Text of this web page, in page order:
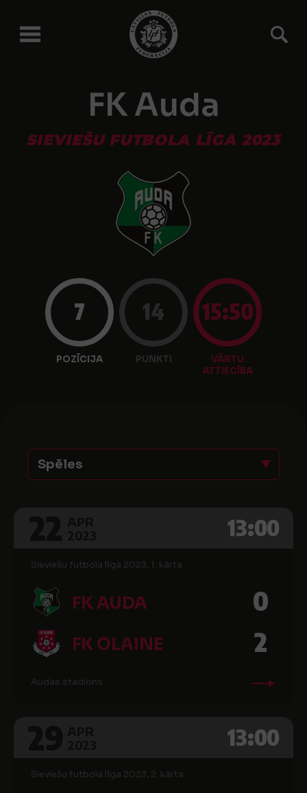
FK Auda
SIEVIEŠU FUTBOLA LĪGA 2023
7
POZĪCIJA
14
PUNKTI
15:50
VĀRTU
ATTIECĪBA
Spēles
13:00
Sieviešu futbola līga 2023, 1. kārta
FK AUDA 0
FK OLAINE 2
Audas stadions
13:00
Sieviešu futbola līga 2023, 2. kārta